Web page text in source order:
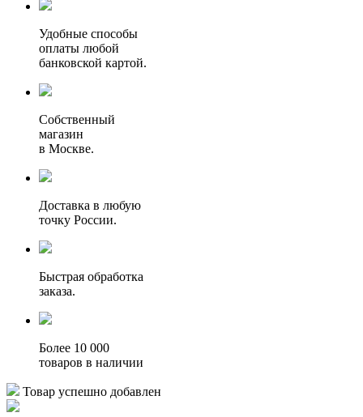
Удобные способы
оплаты любой
банковской картой.
Собственный
магазин
в Москве.
Доставка в любую
точку России.
Быстрая обработка
заказа.
Более 10 000
товаров в наличии
Товар успешно добавлен